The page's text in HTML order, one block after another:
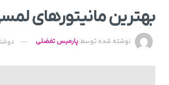
بهترین مانیتورهای لمسی
نوشته شده توسط پارمیس تفضلی دوشنبه 20 آذر